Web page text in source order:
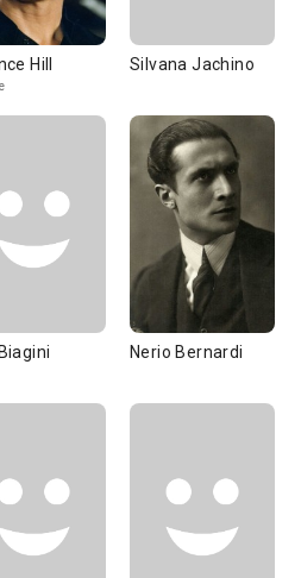
Hill Silvana Jachino
Nerio Bernardi